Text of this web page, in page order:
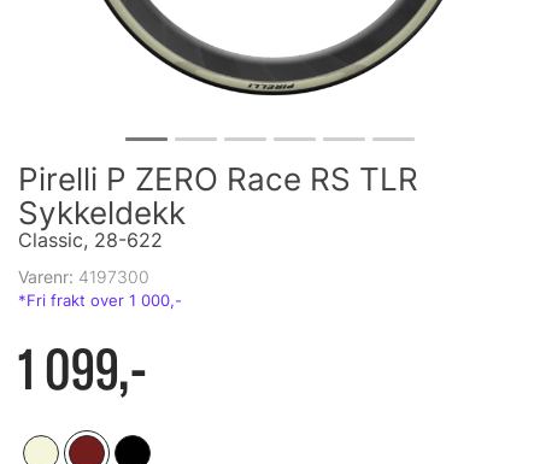
Pirelli P ZERO Race RS TLR
Sykkeldekk
Classic, 28-622
Varenr: 4197300
1 099,-